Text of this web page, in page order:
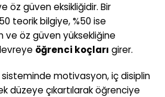
öz güven eksikliğidir. Bir
teorik bilgiye, %50 ise
ve öz güven yüksekliğine
öğrenci koçları girer.
sisteminde motivasyon, iç disiplin
düzeye çıkartılarak öğrenciye